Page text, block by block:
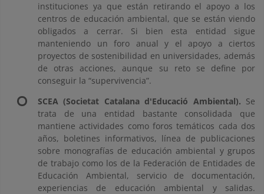
instituciones ya que están retirando el apoyo a los
centros de educación ambiental, que se están viendo
obligados a cerrar. Si bien esta entidad sigue
manteniendo un foro anual y el apoyo a ciertos
proyectos de sostenibilidad en universidades, además
de otras acciones, aunque su reto se define por
conseguir la “supervivencia”.
SCEA (Societat Catalana d'Educació Ambiental). Se
trata de una entidad bastante consolidada que
mantiene actividades como foros temáticos cada dos
años, boletines informativos, línea de publicaciones
sobre monografías de educación ambiental y grupos
de trabajo como los de la Federación de Entidades de
Educación Ambiental, servicio de documentación,
experiencias de educación ambiental y salidas.